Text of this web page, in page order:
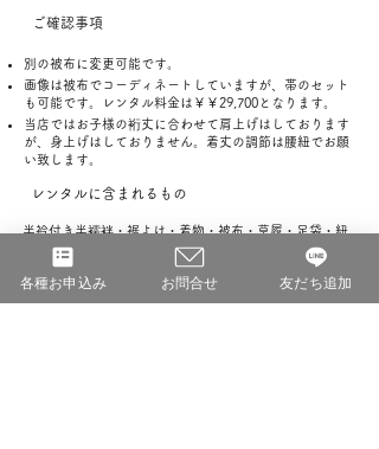
ご確認事項
別の被布に変更可能です。
画像は被布でコーディネートしていますが、帯のセット
も可能です。レンタル料金は￥￥29,700となります。
当店ではお子様の裄丈に合わせて肩上げはしております
が、身上げはしておりません。着丈の調節は腰紐でお願
い致します。
レンタルに含まれるもの
半衿付き半襦袢・裾よけ・着物・被布・草履・足袋・紐
ご用意いただくもの
各種お申込み お問合せ 友だち追加